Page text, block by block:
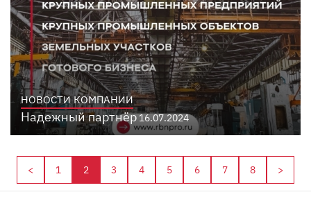
НОВОСТИ КОМПАНИИ
Надежный партнёр16.07.2024
< 1 2 3 4 5 6 7 8 >